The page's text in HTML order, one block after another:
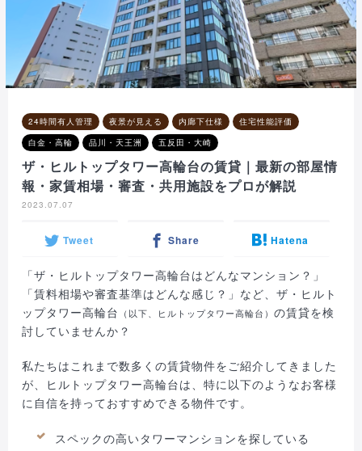
24時間有人管理 夜景が見える 内廊下仕様
住宅性能評価
白金・高輪
品川・天王洲 五反田・大崎
ザ・ヒルトップタワー高輪台の賃貸｜最新の部屋情
報・家賃相場・審査・共用施設をプロが解説
2023.07.07
Tweet Share Hatena
「ザ・ヒルトップタワー高輪台はどんなマンション？」
「賃料相場や審査基準はどんな感じ？」など、ザ・ヒルト
ップタワー高輪台 （以下、ヒルトップタワー高輪台）の賃貸を検
討していませんか？
私たちはこれまで数多くの賃貸物件をご紹介してきました
が、ヒルトップタワー高輪台は、特に以下のようなお客様
に自信を持っておすすめできる物件です。
スペックの高いタワーマンションを探している